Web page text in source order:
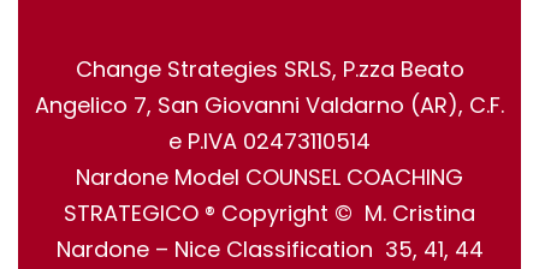
Change Strategies SRLS, P.zza Beato
Angelico 7, San Giovanni Valdarno (AR), C.F.
e P.IVA 02473110514
Nardone Model COUNSEL COACHING
STRATEGICO ® Copyright © M. Cristina
Nardone – Nice Classification 35, 41, 44